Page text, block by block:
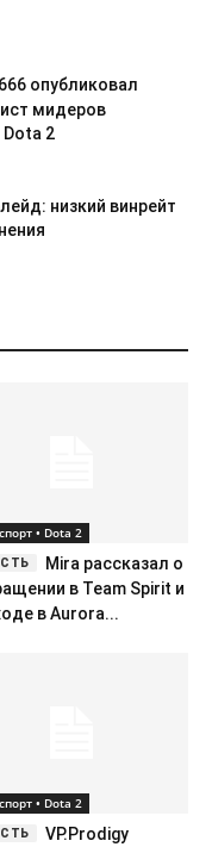
опубликовал
мидеров
2
низкий винрейт
• Dota 2
Mira рассказал о
в Team Spirit и
в Aurora...
• Dota 2
VP.Prodigy